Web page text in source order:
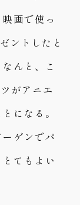
画で使っ
ントしたと
んと、こ
がアニエ
になる。
ゲンでパ
てもよい